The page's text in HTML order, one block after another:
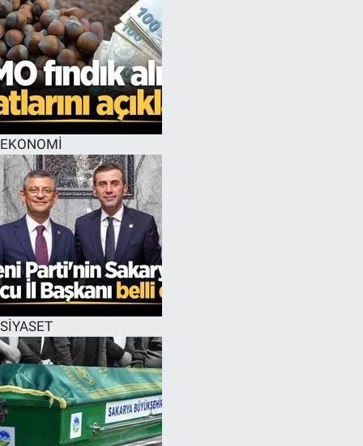
EKONOMİ
SİYASET